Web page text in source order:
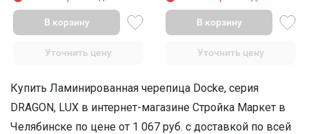
В корзину
Уточнить цену
В корзину
Уточнить цену
Купить Ламинированная черепица Docke, серия
DRAGON, LUX в интернет-магазине Стройка Маркет в
Челябинске по цене от 1 067 руб. с доставкой по всей